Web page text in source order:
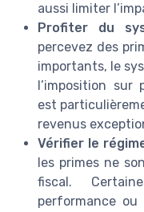
aussi limiter
Profiter du
percevez des
importants, le
l’imposition sur
est
revenus
Vérifier le
les primes ne
fiscal.
performance ou